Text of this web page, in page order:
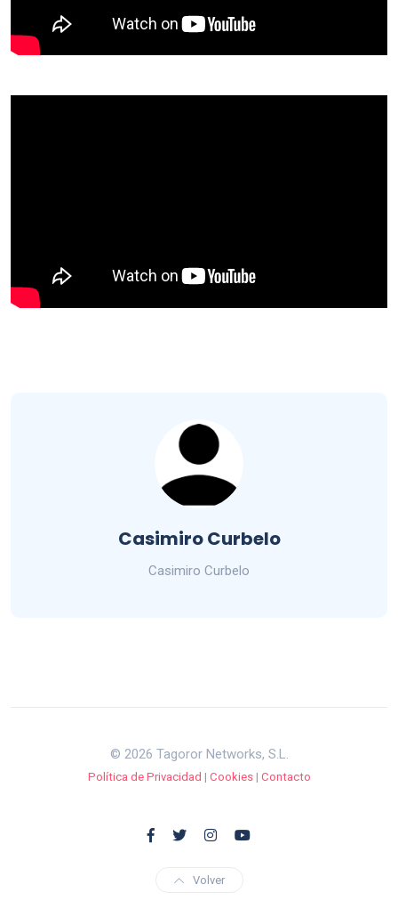
Casimiro Curbelo
Casimiro Curbelo
© 2026 Tagoror Networks, S.L.
Política de Privacidad | Cookies| Contacto
Volver